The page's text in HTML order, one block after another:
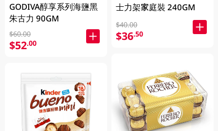
GODIVA醇享系列海鹽黑
朱古力 90GM
$60.00
$52.00
士力架家庭裝 240GM
$40.00
$36.50